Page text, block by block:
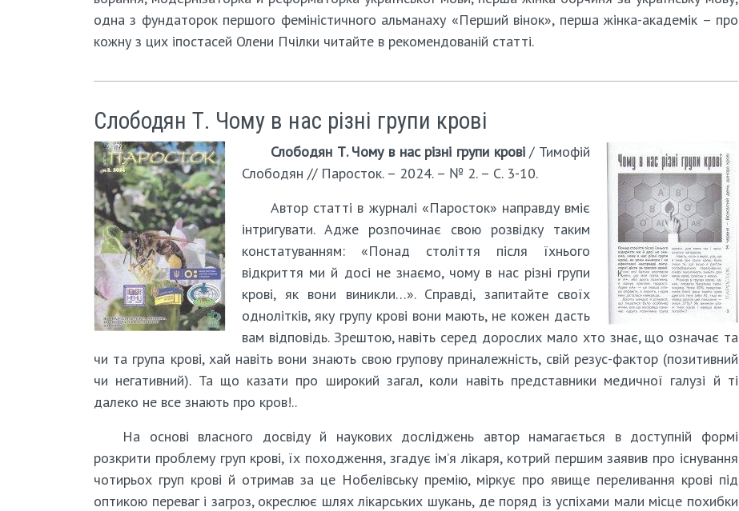
одна з фундаторок першого феміністичного альманаху «Перший вінок», перша жінка-академік – про
кожну з цих іпостасей Олени Пчілки читайте в рекомендованій статті.
Слободян Т. Чому в нас різні групи крові
Слободян Т. Чому в нас різні групи крові/ Тимофій
Слободян // Паросток. – 2024. – № 2. – С. 3-10.
Автор статті в журналі «Паросток» направду вміє
інтригувати. Адже розпочинає свою розвідку таким
констатуванням: «Понад століття після їхнього
відкриття ми й досі не знаємо, чому в нас різні групи
крові, як вони виникли…». Справді, запитайте своїх
однолітків, яку групу крові вони мають, не кожен дасть
вам відповідь. Зрештою, навіть серед дорослих мало хто знає, що означає та
чи та група крові, хай навіть вони знають свою групову приналежність, свій резус-фактор (позитивний
чи негативний). Та що казати про широкий загал, коли навіть представники медичної галузі й ті
далеко не все знають про кров!..
На основі власного досвіду й наукових досліджень автор намагається в доступній формі
розкрити проблему груп крові, їх походження, згадує ім’я лікаря, котрий першим заявив про існування
чотирьох груп крові й отримав за це Нобелівську премію, міркує про явище переливання крові під
оптикою переваг і загроз, окреслює шлях лікарських шукань, де поряд із успіхами мали місце похибки